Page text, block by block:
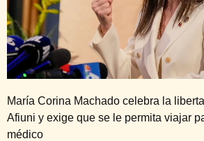
María Corina Machado celebra la
Afiuni y exige que se le permita viajar
médico